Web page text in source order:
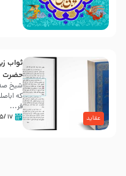
عقاید
ثواب
حضرت
شیخ
که
فر...
۱۷ /۰۵/ ۱۴۰۵